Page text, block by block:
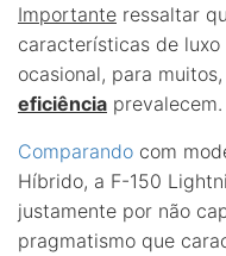
Importante ressaltar
características de
ocasional, para muitos,
eficiência prevalecem.
Comparando com
Híbrido, a F-150
justamente por não
pragmatismo que